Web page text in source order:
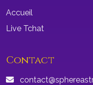
Accueil
Live Tchat
Contact